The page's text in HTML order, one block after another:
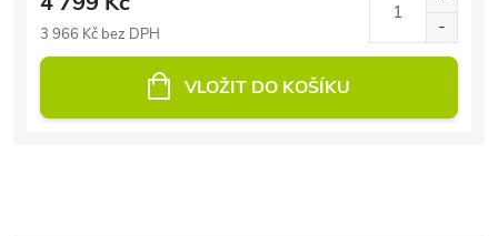
3 966 Kč bez DPH
VLOŽIT DO KOŠÍKU